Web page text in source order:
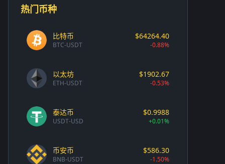
热门币种
比特币
BTC-USDT
$64264.40
-0.88%
以太坊
ETH-USDT
$1902.67
-0.53%
泰达币
USDT-USD
$0.9988
+0.01%
币安币
BNB-USDT
$586.30
-1.50%